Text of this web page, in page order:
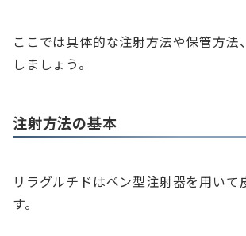
ここでは具体的な注射方法や保管方法
しましょう。
注射方法の基本
リラグルチドはペン型注射器を用いて
す。